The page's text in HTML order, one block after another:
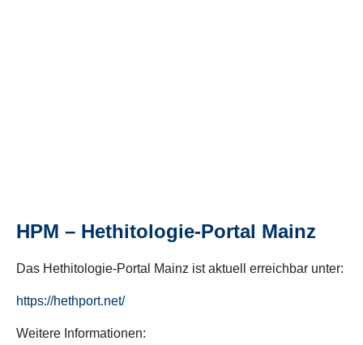
HPM – Hethitologie-Portal Mainz
Das Hethitologie-Portal Mainz ist aktuell erreichbar unter:
https://hethport.net/
Weitere Informationen: